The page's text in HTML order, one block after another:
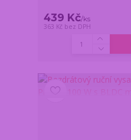
439 Kč/ks
363 Kč bez DPH